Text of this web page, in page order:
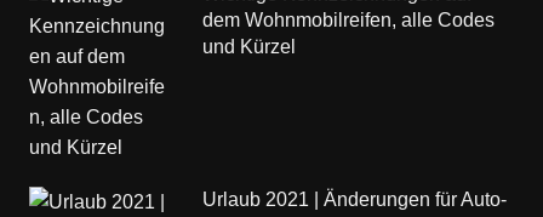
dem Wohnmobilreifen, alle Codes
und Kürzel
Urlaub 2021 | Änderungen für Auto-